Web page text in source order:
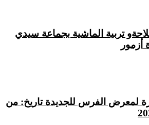
تربية الماشية بجماعة سيدي
لمعرض الفرس للجديدة تاريخ: من